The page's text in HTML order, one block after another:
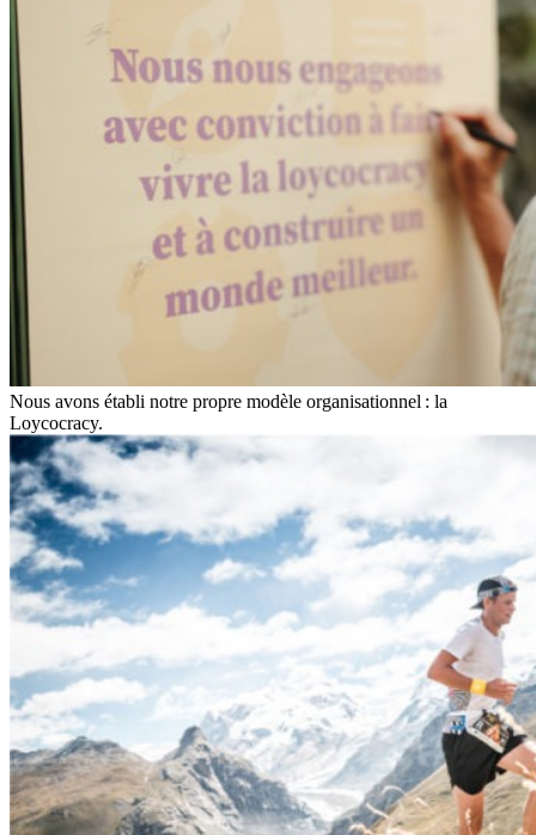
Nous avons établi notre propre modèle organisationnel : la
Loycocracy.